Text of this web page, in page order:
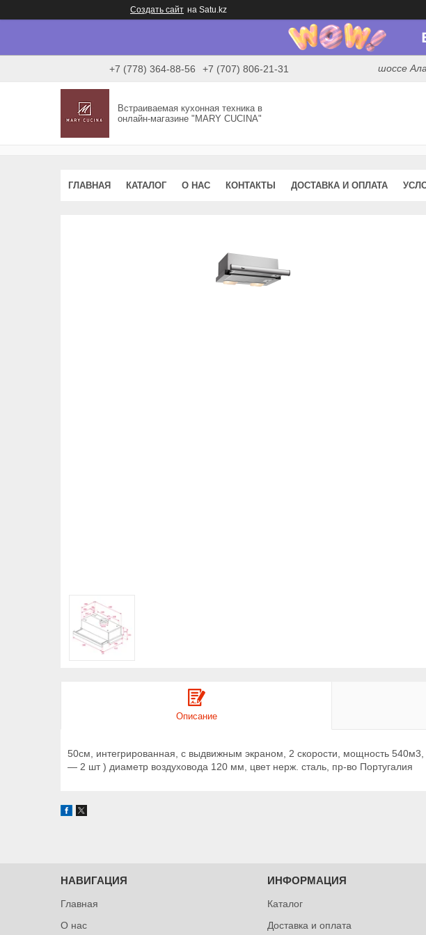
Создать сайт на Satu.kz
+7 (778) 364-88-56 +7 (707) 806-21-31 шоссе
Встраиваемая кухонная техника в
онлайн-магазине "MARY CUCINA"
ГЛАВНАЯ КАТАЛОГ О НАС КОНТАКТЫ ДОСТАВКА И ОПЛАТА
Описание
50см, интегрированная, с выдвижным экраном, 2 скорости, мощность
— 2 шт ) диаметр воздуховода 120 мм, цвет нерж. сталь, пр-во Португалия
НАВИГАЦИЯ
Главная
О нас
ИНФОРМАЦИЯ
Каталог
Доставка и оплата